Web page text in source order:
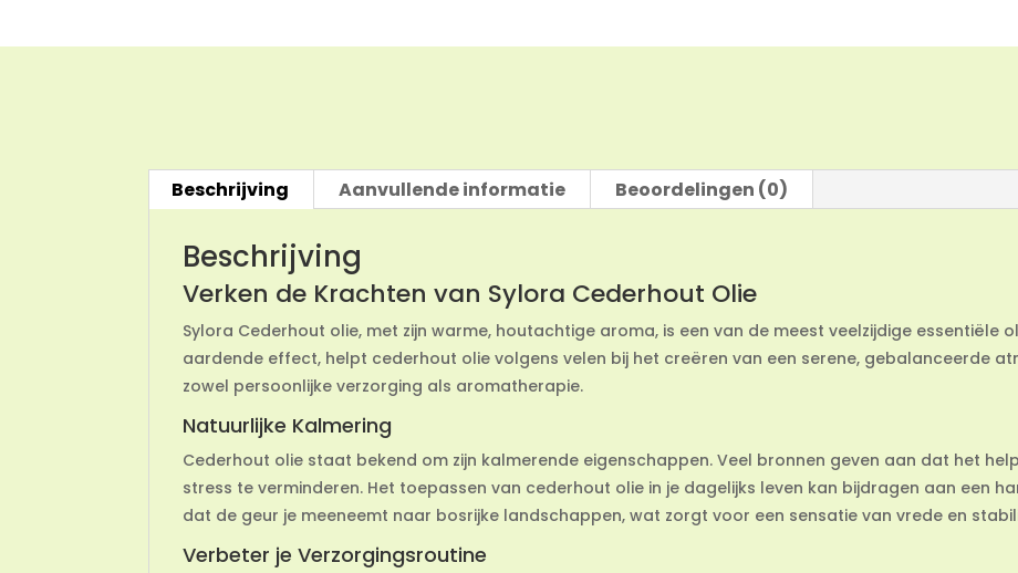
Beschrijving Aanvullende informatie Beoordelingen (0)
Beschrijving
Verken de Krachten van Sylora Cederhout Olie
Sylora Cederhout olie, met zijn warme, houtachtige aroma, is een van de meest veelzijdige essentiële
aardende effect, helpt cederhout olie volgens velen bij het creëren van een serene, gebalanceerde
zowel persoonlijke verzorging als aromatherapie.
Natuurlijke Kalmering
Cederhout olie staat bekend om zijn kalmerende eigenschappen. Veel bronnen geven aan dat het
stress te verminderen. Het toepassen van cederhout olie in je dagelijks leven kan bijdragen aan een
dat de geur je meeneemt naar bosrijke landschappen, wat zorgt voor een sensatie van vrede en
Verbeter je Verzorgingsroutine